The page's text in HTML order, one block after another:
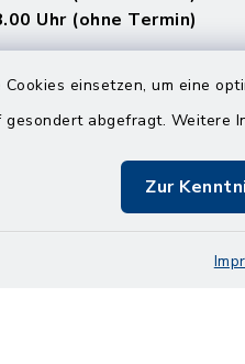
einsetzen, um eine
abgefragt. Weitere
Zur
Uhr (ohne Termin)
Uhr (mit Termin)